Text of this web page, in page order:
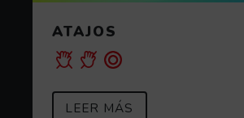
ATAJOS
LEER MÁS